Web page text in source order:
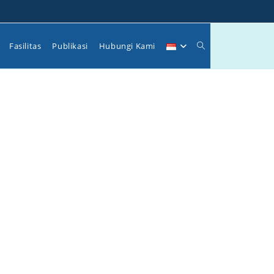
Fasilitas Publikasi Hubungi Kami Toggle